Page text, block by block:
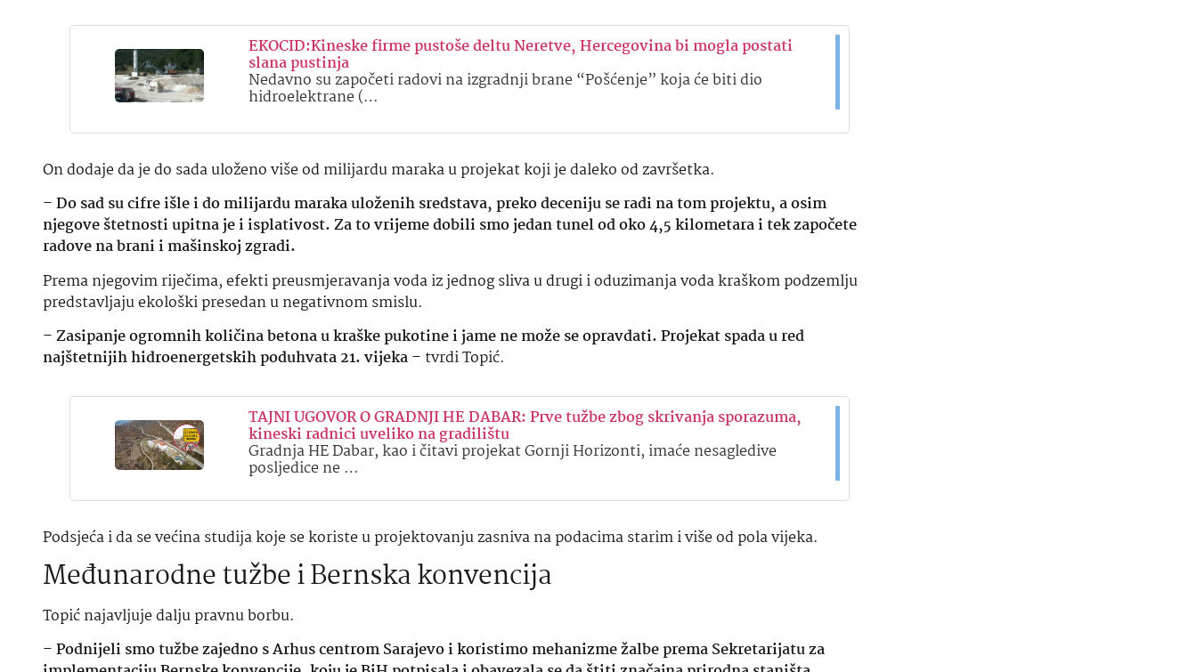
EKOCID:Kineske firme pustoše deltu Neretve, Hercegovina bi mogla postati
slana pustinja
Nedavno su započeti radovi na izgradnji brane “Pošćenje” koja će biti dio
hidroelektrane (…
On dodaje da je do sada uloženo više od milijardu maraka u projekat koji je daleko od završetka.
–Do sad su cifre išle i do milijardu maraka uloženih sredstava, preko deceniju se radi na tom projektu, a osim
njegove štetnosti upitna je i isplativost. Za to vrijeme dobili smo jedan tunel od oko 4,5 kilometara i tek započete
radove na brani i mašinskoj zgradi.
Prema njegovim riječima, efekti preusmjeravanja voda iz jednog sliva u drugi i oduzimanja voda kraškom podzemlju
predstavljaju ekološki presedan u negativnom smislu.
–Zasipanje ogromnih količina betona u kraške pukotine i jame ne može se opravdati. Projekat spada u red
najštetnijih hidroenergetskih poduhvata 21. vijeka– tvrdi Topić.
TAJNI UGOVOR O GRADNJI HE DABAR: Prve tužbe zbog skrivanja sporazuma,
kineski radnici uveliko na gradilištu
Gradnja HE Dabar, kao i čitavi projekat Gornji Horizonti, imaće nesagledive
posljedice ne …
Podsjeća i da se većina studija koje se koriste u projektovanju zasniva na podacima starim i više od pola vijeka.
Međunarodne tužbe i Bernska konvencija
Topić najavljuje dalju pravnu borbu.
–Podnijeli smo tužbe zajedno s Arhus centrom Sarajevo i koristimo mehanizme žalbe prema Sekretarijatu za